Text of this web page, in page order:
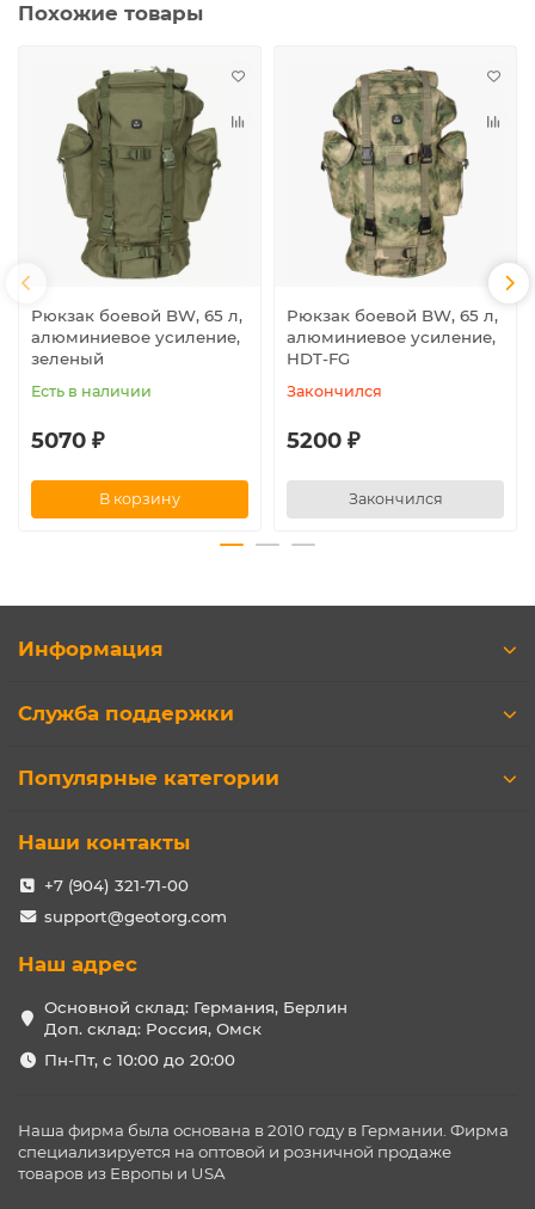
Похожие товары
Рюкзак боевой BW, 65 л,
алюминиевое усиление,
зеленый
Есть в наличии
5070 ₽
В корзину
Рюкзак боевой BW, 65 л,
алюминиевое усиление,
HDT-FG
Закончился
5200 ₽
Закончился
Информация
Служба поддержки
Популярные категории
Наши контакты
+7 (904) 321-71-00
support@geotorg.com
Наш адрес
Основной склад: Германия, Берлин
Доп. склад: Россия, Омск
Пн-Пт, с 10:00 до 20:00
Наша фирма была основана в 2010 году в Германии. Фирма
специализируется на оптовой и розничной продаже
товаров из Европы и USA